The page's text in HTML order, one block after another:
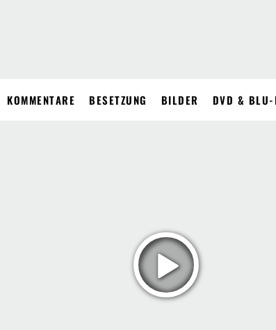
KOMMENTARE BESETZUNG BILDER DVD & BLU-